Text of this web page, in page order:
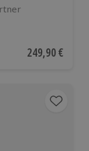
Aktueller Preis
249,90 €